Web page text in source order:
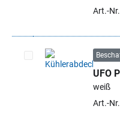
Art.-
Artikel auswählen
UFO
weiß
Art.-